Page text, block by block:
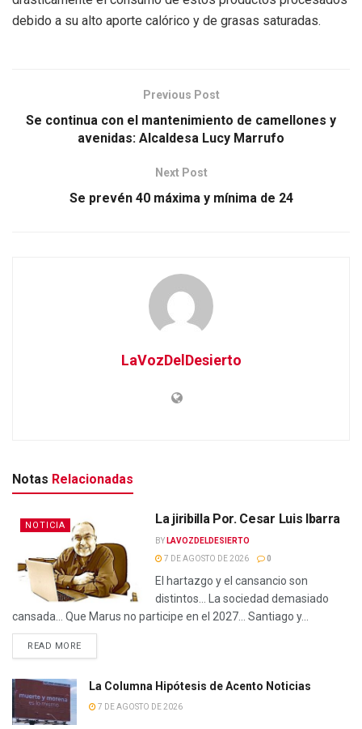
debido a su alto aporte calórico y de grasas saturadas.
Previous Post
Se continua con el mantenimiento de camellones y
avenidas: Alcaldesa Lucy Marrufo
Next Post
Se prevén 40 máxima y mínima de 24
LaVozDelDesierto
Notas Relacionadas
NOTICIA La jiribilla Por. Cesar Luis Ibarra
BY LAVOZDELDESIERTO
7 DE AGOSTO DE 2026
0
El hartazgo y el cansancio son
distintos… La sociedad demasiado
cansada… Que Marus no participe en el 2027… Santiago y...
READ MORE
La Columna Hipótesis de Acento Noticias
7 DE AGOSTO DE 2026